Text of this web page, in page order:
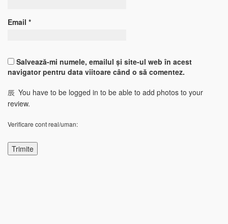
Email *
Salvează-mi numele, emailul și site-ul web în acest
navigator pentru data viitoare când o să comentez.
You have to be logged in to be able to add photos to your
review.
Verificare cont real/uman: